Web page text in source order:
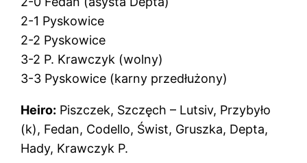
2-1 Pyskowice
2-2 Pyskowice
3-2 P. Krawczyk (wolny)
3-3 Pyskowice (karny przedłużony)
Heiro: Piszczek, Szczęch – Lutsiv, Przybyło
(k), Fedan, Codello, Świst, Gruszka, Depta,
Hady, Krawczyk P.